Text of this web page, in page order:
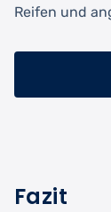
Reifen und
Fazit